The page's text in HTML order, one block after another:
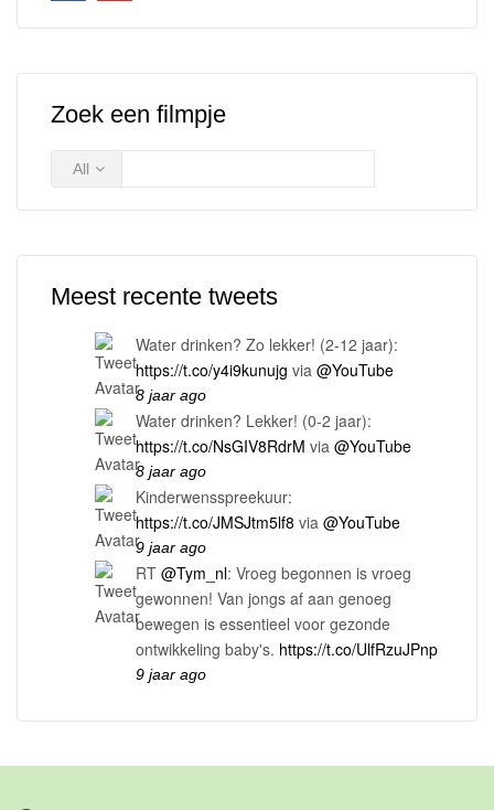
Zoek een filmpje
All
Meest recente tweets
Water drinken? Zo lekker! (2-12 jaar):
https://t.co/y4i9kunujg via @YouTube
8 jaar ago
Water drinken? Lekker! (0-2 jaar):
https://t.co/NsGIV8RdrM via @YouTube
8 jaar ago
Kinderwensspreekuur:
https://t.co/JMSJtm5lf8 via @YouTube
9 jaar ago
RT @Tym_nl: Vroeg begonnen is vroeg
gewonnen! Van jongs af aan genoeg
bewegen is essentieel voor gezonde
ontwikkeling baby's. https://t.co/UlfRzuJPnp
9 jaar ago